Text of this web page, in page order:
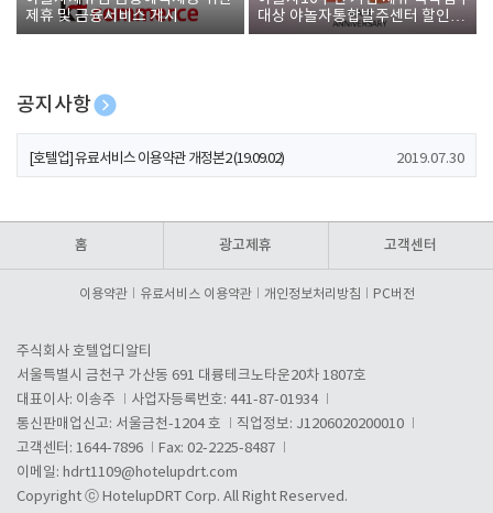
제휴 및 금융서비스 게시
대상 야놀자통합발주센터 할인쿠
폰 증정
공지사항
[호텔업] 개인정보 처리방침 개정본1 (19.09.02)
[호텔업] 유료서비스 이용약관 개정본2 (19.09.02) 2019.07.30
홈 광고제휴 고객센터
이용약관 유료서비스 이용약관 개인정보처리방침 PC버전
주식회사 호텔업디알티
서울특별시 금천구 가산동 691 대륭테크노타운20차 1807호
대표이사: 이송주
사업자등록번호: 441-87-01934
통신판매업신고: 서울금천-1204 호
직업정보: J1206020200010
고객센터: 1644-7896
Fax: 02-2225-8487
이메일: hdrt1109@hotelupdrt.com
Copyright ⓒ HotelupDRT Corp. All Right Reserved.